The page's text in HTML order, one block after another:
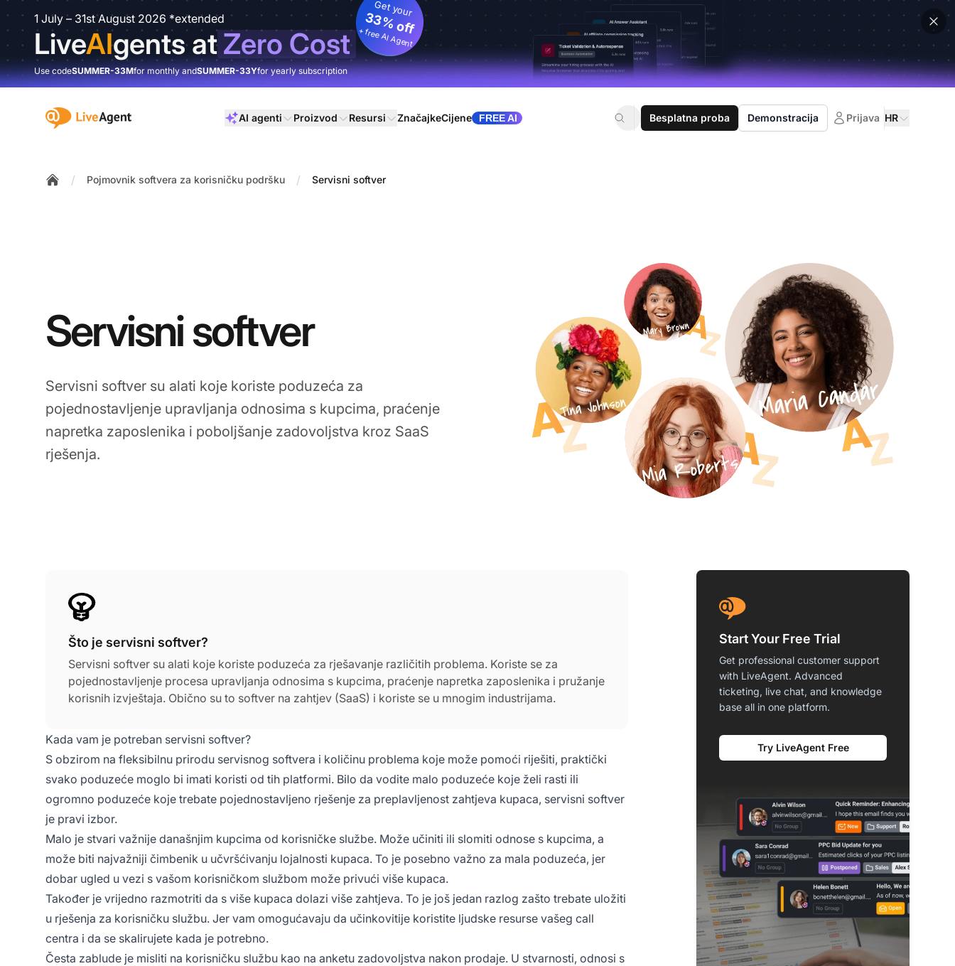
1 July – 31st August 2026 *extended
LiveAIgents atZero Cost
Get your
33% off
+ free AI Agent
Use codeSUMMER-33Mfor monthly andSUMMER-33Yfor yearly subscription
:site.title AI agenti Proizvod Resursi ZnačajkeCijene FREE AI Besplatna proba Demonstracija Prijava HR
/ Pojmovnik softvera za korisničku podršku / Servisni softver
Servisni softver
Servisni softver su alati koje koriste poduzeća za
pojednostavljenje upravljanja odnosima s kupcima, praćenje
napretka zaposlenika i poboljšanje zadovoljstva kroz SaaS
rješenja.
Što je servisni softver?
Servisni softver su alati koje koriste poduzeća za rješavanje različitih problema. Koriste se za
pojednostavljenje procesa upravljanja odnosima s kupcima, praćenje napretka zaposlenika i pružanje
korisnih izvještaja. Obično su to softver na zahtjev (SaaS) i koriste se u mnogim industrijama.
Kada vam je potreban servisni softver?
S obzirom na fleksibilnu prirodu servisnog softvera i količinu problema koje može pomoći riješiti, praktički
svako poduzeće moglo bi imati koristi od tih platformi. Bilo da vodite malo poduzeće koje želi rasti ili
ogromno poduzeće koje trebate pojednostavljeno rješenje za preplavljenost zahtjeva kupaca, servisni softver
je pravi izbor.
Malo je stvari važnije današnjim kupcima od korisničke službe. Može učiniti ili slomiti odnose s kupcima, a
može biti najvažniji čimbenik u učvršćivanju lojalnosti kupaca. To je posebno važno za mala poduzeća, jer
dobar ugled u vezi s vašom korisničkom službom može privući više kupaca.
Također je vrijedno razmotriti da s više kupaca dolazi više zahtjeva. To je još jedan razlog zašto trebate uložiti
u rješenja za korisničku službu. Jer vam omogućavaju da učinkovitije koristite ljudske resurse vašeg call
centra i da se skalirujete kada je potrebno.
Česta zablude je misliti na korisničku službu kao na anketu zadovoljstva nakon prodaje. U stvarnosti, odnosi s
Start Your Free Trial
Get professional customer support
with LiveAgent. Advanced
ticketing, live chat, and knowledge
base all in one platform.
Try LiveAgent Free